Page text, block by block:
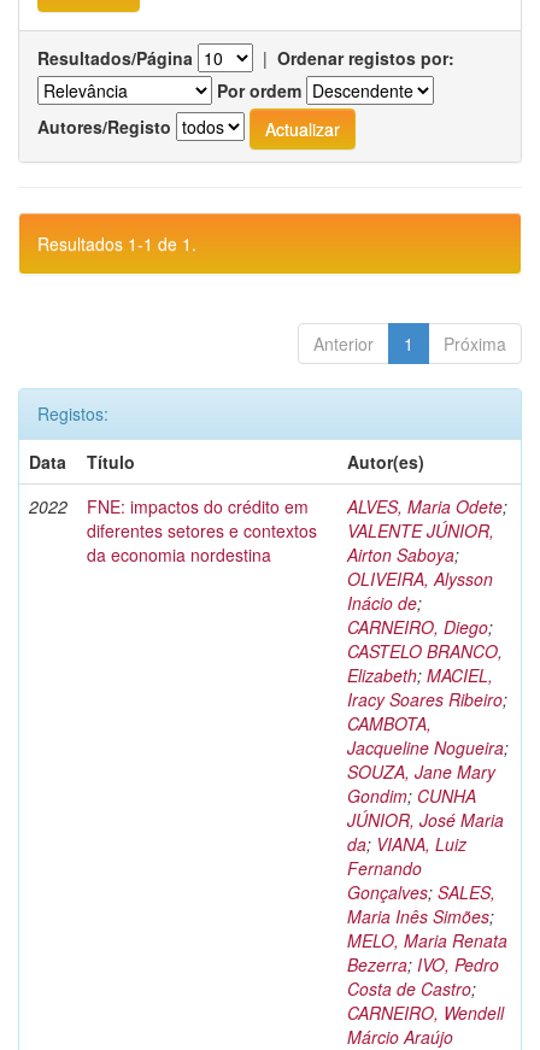
Resultados/Página | Ordenar registos por:
Por ordem
Autores/Registo
Resultados 1-1 de 1.
Anterior 1 Próxima
Registos:
Data
Título
Autor(es)
2022
FNE: impactos do crédito em
diferentes setores e contextos
da economia nordestina
ALVES, Maria Odete;
VALENTE JÚNIOR,
Airton Saboya;
OLIVEIRA, Alysson
Inácio de;
CARNEIRO, Diego;
CASTELO BRANCO,
Elizabeth; MACIEL,
Iracy Soares Ribeiro;
CAMBOTA,
Jacqueline Nogueira;
SOUZA, Jane Mary
Gondim; CUNHA
JÚNIOR, José Maria
da; VIANA, Luiz
Fernando
Gonçalves; SALES,
Maria Inês Simões;
MELO, Maria Renata
Bezerra; IVO, Pedro
Costa de Castro;
CARNEIRO, Wendell
Márcio Araújo